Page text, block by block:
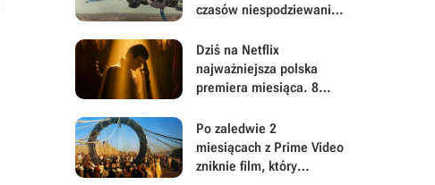
czasów niespodziewanie
tym razem wszystko
będzie inaczej
Dziś na Netflix
najważniejsza polska
premiera miesiąca. 8
podbije platformę
Po zaledwie 2
miesiącach z Prime Video
zniknie film, który